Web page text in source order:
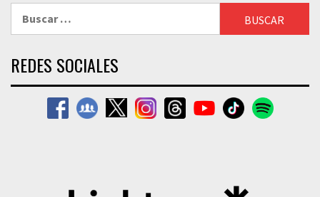
REDES SOCIALES